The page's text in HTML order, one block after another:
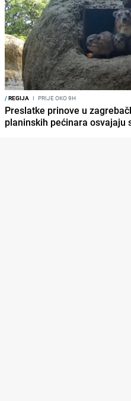
/REGIJA I PRIJE OKO 9H
Preslatke prinove u
planinskih pećinara osvajaju